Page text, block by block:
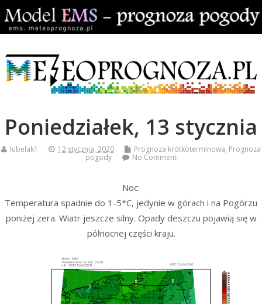
Poniedziałek, 13 stycznia
lubelak1 12 stycznia, 2020 Prognoza krótkoterminowa, Prognoza
pogody
No Comment
Noc:
Temperatura spadnie do 1-5*C, jedynie w górach i na Pogórzu
poniżej zera. Wiatr jeszcze silny. Opady deszczu pojawią się w
północnej części kraju.